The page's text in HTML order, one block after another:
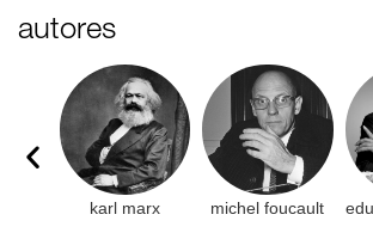
autores
karl marx michel foucault